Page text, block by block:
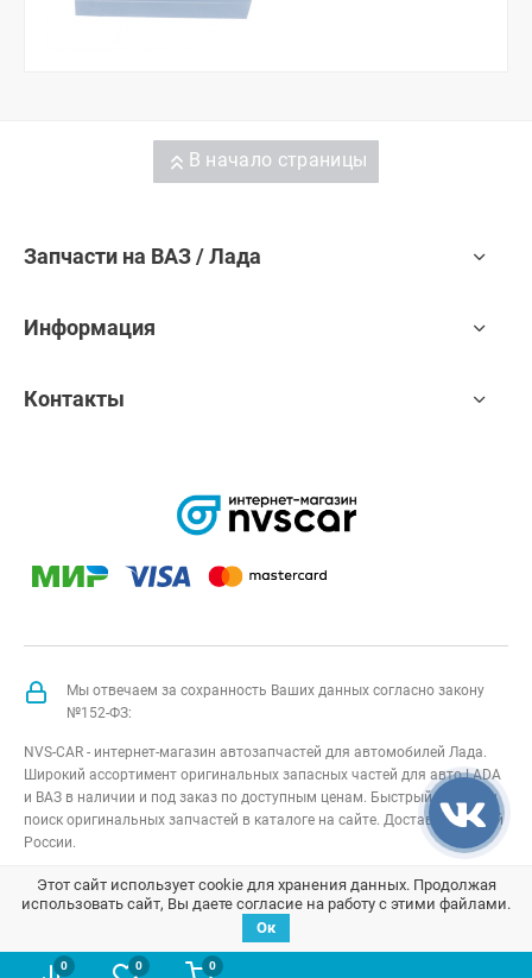
0 0 0
В начало страницы
Запчасти на ВАЗ / Лада
Информация
Контакты
Мы отвечаем за сохранность Ваших данных согласно закону
№152-ФЗ:
NVS-CAR - интернет-магазин автозапчастей для автомобилей Лада.
Широкий ассортимент оригинальных запасных частей для авто LADA
и ВАЗ в наличии и под заказ по доступным ценам. Быстрый подбор и
поиск оригинальных запчастей в каталоге на сайте. Доставка по всей
России.
NVS-CAR© 2014 –2026Все права защищеныкарта сайта;
Договор оферта; Политика конфиденциальности
Этот сайт использует cookie для хранения данных. Продолжая
использовать сайт, Вы даете согласие на работу с этими файлами.
Ок